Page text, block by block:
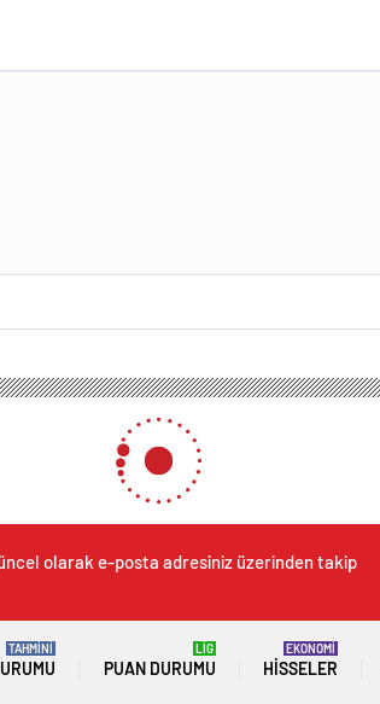
olarak e-posta adresiniz üzerinden takip
TAHMİNİ
PUAN DURUMU
LİG
HISSELER
EKONOMİ